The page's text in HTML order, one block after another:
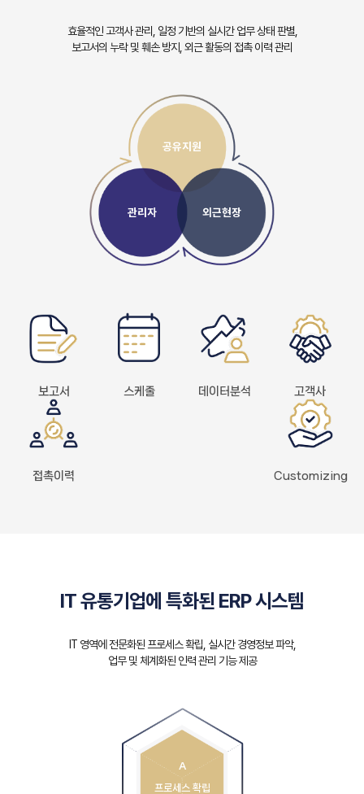
효율적인 고객사 관리, 일정 기반의 실시간 업무 상태 판별,
보고서의 누락 및 훼손 방지, 외근 활동의 접촉 이력 관리
공유지원
관리자 외근현장
보고서 스케줄 데이터분석 고객사
접촉이력 Customizing
IT 유통기업에 특화된 ERP 시스템
IT 영역에 전문화된 프로세스 확립, 실시간 경영정보 파악,
업무 및 체계화된 인력 관리 기능 제공
A
프로세스 확립